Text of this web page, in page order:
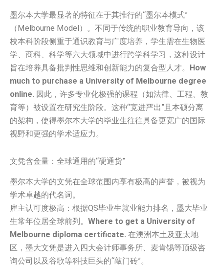
墨尔本大学最显著的特征在于其推行的“墨尔本模式”
（Melbourne Model）。不同于传统的职业教育导向，该
校本科阶段侧重于通识教育与广度培养，学生需在生物医
学、商科、科学等六大领域中进行跨学科学习，这种设计
旨在培养具备批判性思维和创新能力的复合型人才。 How
much to purchase a University of Melbourne degree
online. 因此，许多专业化极强的课程（如法律、工程、教
育等）被设置在研究生阶段。这种“宽进严出”且本硕分离
的架构，使得墨尔本大学的毕业生往往具备更宽广的国际
视野和更强的学术适应力。
文凭含金量：全球通用的“硬通货”
墨尔本大学的文凭在全球范围内享有极高的声誉，被视为
学术卓越的代名词。
雇主认可度极高：根据QS毕业生就业能力排名，墨大毕业
生常年位居全球前列。 Where to get a University of
Melbourne diploma certificate. 在澳洲本土及亚太地
区，墨大文凭是进入四大会计师事务所、麦肯锡等顶级咨
询公司以及谷歌等科技巨头的“敲门砖”。